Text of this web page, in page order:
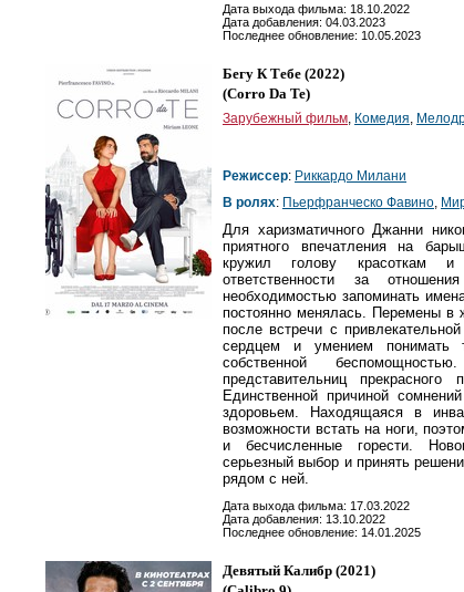
Дата выхода фильма: 18.10.2022
Дата добавления: 04.03.2023
Последнее обновление: 10.05.2023
Бегу К Тебе (2022)
(Corro Da Te)
Зарубежный фильм Комедия
Режиссер: Риккардо Милани
В ролях: Пьерфранческо Фавино
Для харизматичного Джанни
приятного впечатления на
кружил голову красоткам и
ответственности за
необходимостью запоминать
постоянно менялась. Перемены в
после встречи с
сердцем и умением понимать
собственной
представительниц
Единственной причиной
здоровьем. Находящаяся в
возможности встать на ноги,
и бесчисленные горести.
серьезный выбор и принять
рядом с ней.
Дата выхода фильма: 17.03.2022
Дата добавления: 13.10.2022
Последнее обновление: 14.01.2025
Девятый Калибр (2021)